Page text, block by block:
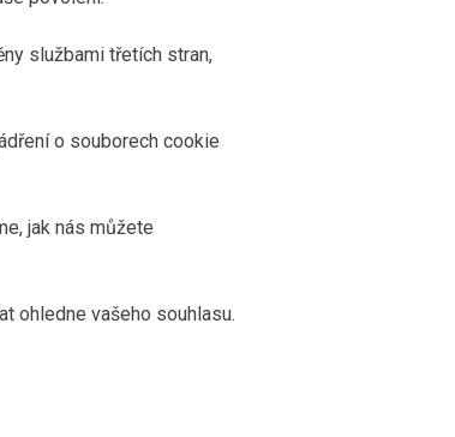
službami třetích stran,
o souborech cookie
jak nás můžete
ohledne vašeho souhlasu.